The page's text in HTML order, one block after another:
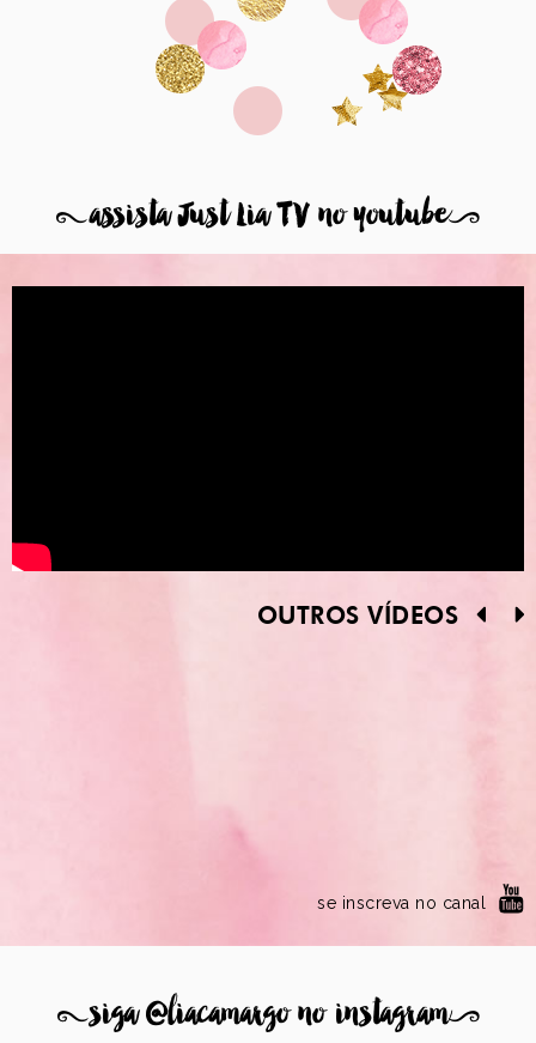
8assista Just Lia TV no youtube9
OUTROS VÍDEOS
se inscreva no canal
8siga @liacamargo no instagram9